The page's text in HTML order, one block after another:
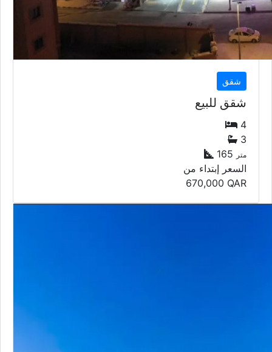
شقق
شقق للبيع
4
3
165
متر
السعر إبتداء من
670,000 QAR